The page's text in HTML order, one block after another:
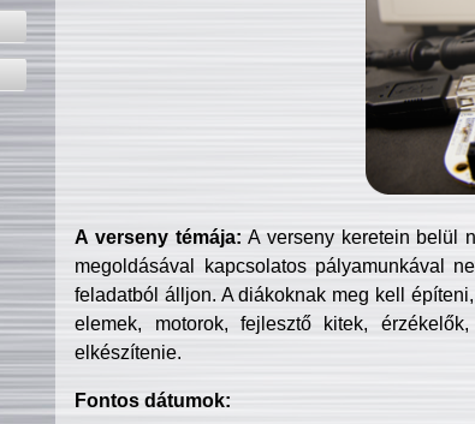
A verseny témája: A verseny keretein belül
megoldásával kapcsolatos pályamunkával
feladatból álljon. A diákoknak meg kell
elemek, motorok, fejlesztő kitek,
elkészítenie.
Fontos dátumok: